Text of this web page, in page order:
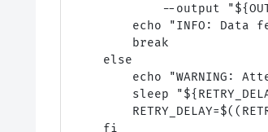
--output
echo "INFO: Data
        break
    else
echo "WARNING:
sleep
    fi